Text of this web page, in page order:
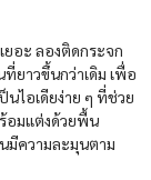
อะ ลองติดกระจก
ยาวขึ้นกว่าเดิม เพื่อ
นไอเดียง่าย ๆ ที่ช่วย
อมแต่งด้วยพื้น
มีความละมุนตาม